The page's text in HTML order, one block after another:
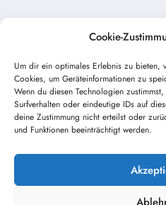
Cookie-
Um dir ein optimales Erlebnis zu bieten,
Cookies, um Geräteinformationen zu
Wenn du diesen Technologien
Surfverhalten oder eindeutige IDs auf
deine Zustimmung nicht erteilst oder
und Funktionen beeinträchtigt werden.
Vorheriger Beitrag
13. Weihnachtsmarkt in